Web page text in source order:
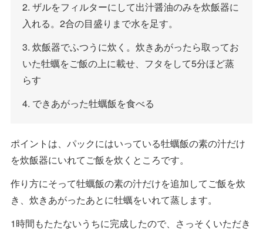
2. ザルをフィルターにして出汁醤油のみを炊飯器に
入れる。2合の目盛りまで水を足す。
3. 炊飯器でふつうに炊く。炊きあがったら取ってお
いた牡蠣をご飯の上に載せ、フタをして5分ほど蒸
らす
4. できあがった牡蠣飯を食べる
ポイントは、パックにはいっている牡蠣飯の素の汁だけ
を炊飯器にいれてご飯を炊くところです。
作り方にそって牡蠣飯の素の汁だけを追加してご飯を炊
き、炊きあがったあとに牡蠣をいれて蒸します。
1時間もたたないうちに完成したので、さっそくいただき